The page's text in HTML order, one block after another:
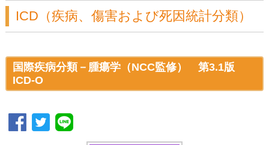
ICD（疾病、傷害および死因統計分類）
国際疾病分類－腫瘍学（NCC監修） 第3.1版
ICD-O